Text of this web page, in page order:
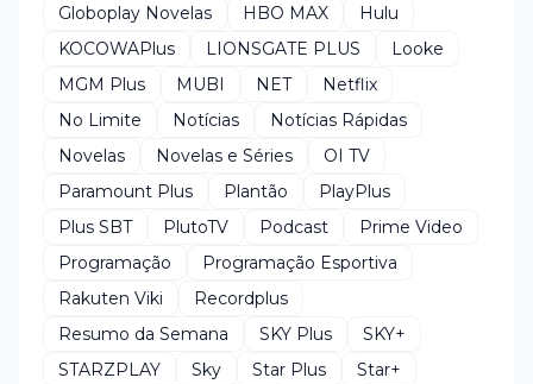
Globoplay Novelas
HBO MAX
Hulu
KOCOWAPlus
LIONSGATE PLUS
Looke
MGM Plus
MUBI NET
Netflix
No Limite
Notícias
Notícias Rápidas
Novelas
Novelas e Séries
OI TV
Paramount Plus
Plantão
PlayPlus
Plus SBT
PlutoTV Podcast
Prime Video
Programação
Programação Esportiva
Rakuten Viki
Recordplus
Resumo da Semana
SKY Plus
SKY+
STARZPLAY
Sky Star Plus
Star+